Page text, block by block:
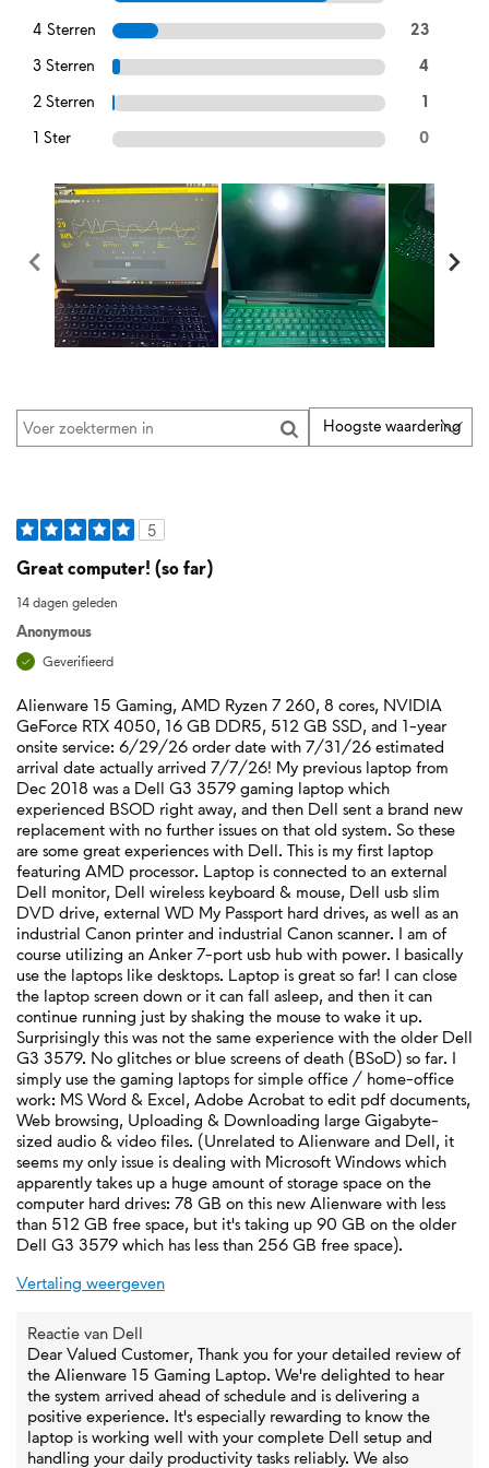
4 Sterren 23
3 Sterren 4
2 Sterren 1
1 Ster 0
5
Great computer! (so far)
14 dagen geleden
Anonymous
Geverifieerd
Alienware 15 Gaming, AMD Ryzen 7 260, 8 cores, NVIDIA
GeForce RTX 4050, 16 GB DDR5, 512 GB SSD, and 1-year
onsite service: 6/29/26 order date with 7/31/26 estimated
arrival date actually arrived 7/7/26! My previous laptop from
Dec 2018 was a Dell G3 3579 gaming laptop which
experienced BSOD right away, and then Dell sent a brand new
replacement with no further issues on that old system. So these
are some great experiences with Dell. This is my first laptop
featuring AMD processor. Laptop is connected to an external
Dell monitor, Dell wireless keyboard & mouse, Dell usb slim
DVD drive, external WD My Passport hard drives, as well as an
industrial Canon printer and industrial Canon scanner. I am of
course utilizing an Anker 7-port usb hub with power. I basically
use the laptops like desktops. Laptop is great so far! I can close
the laptop screen down or it can fall asleep, and then it can
continue running just by shaking the mouse to wake it up.
Surprisingly this was not the same experience with the older Dell
G3 3579. No glitches or blue screens of death (BSoD) so far. I
simply use the gaming laptops for simple office / home-office
work: MS Word & Excel, Adobe Acrobat to edit pdf documents,
Web browsing, Uploading & Downloading large Gigabyte-
sized audio & video files. (Unrelated to Alienware and Dell, it
seems my only issue is dealing with Microsoft Windows which
apparently takes up a huge amount of storage space on the
computer hard drives: 78 GB on this new Alienware with less
than 512 GB free space, but it's taking up 90 GB on the older
Dell G3 3579 which has less than 256 GB free space).
Vertaling weergeven
Reactie van Dell
Dear Valued Customer, Thank you for your detailed review of
the Alienware 15 Gaming Laptop. We're delighted to hear
the system arrived ahead of schedule and is delivering a
positive experience. It's especially rewarding to know the
laptop is working well with your complete Dell setup and
handling your daily productivity tasks reliably. We also